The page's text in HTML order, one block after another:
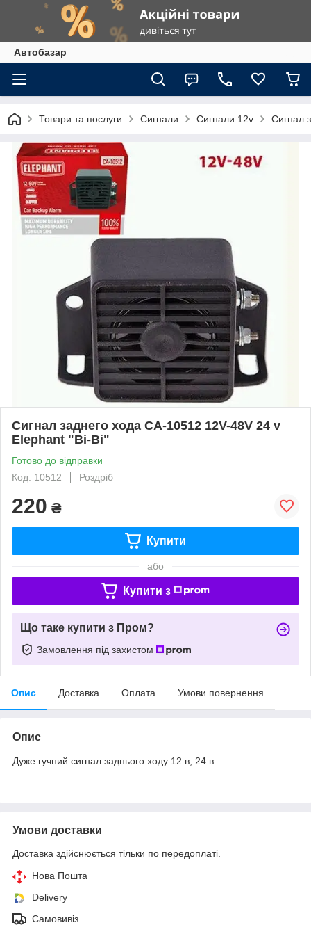
Автобазар
Товари та послуги Сигнали Сигнали 12v Сигнал
Сигнал заднего хода СА-10512 12V-48V 24 v
Еlephant "Bi-Bi"
Готово до відправки
Код: 10512
Роздріб
220 ₴
Купити
або
Купити з
Що таке купити з Пром?
Замовлення під захистом
Опис Доставка Оплата Умови повернення
Опис
Дуже гучний сигнал заднього ходу 12 в, 24 в
Умови доставки
Доставка здійснюється тільки по передоплаті.
Нова Пошта
Delivery
Самовивіз